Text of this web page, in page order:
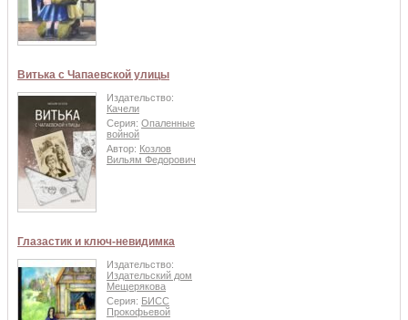
Витька с Чапаевской улицы
Издательство:
Качели
Серия: Опаленные
войной
Автор: Козлов
Вильям Федорович
Глазастик и ключ-невидимка
Издательство:
Издательский дом
Мещерякова
Серия: БИСС
Прокофьевой